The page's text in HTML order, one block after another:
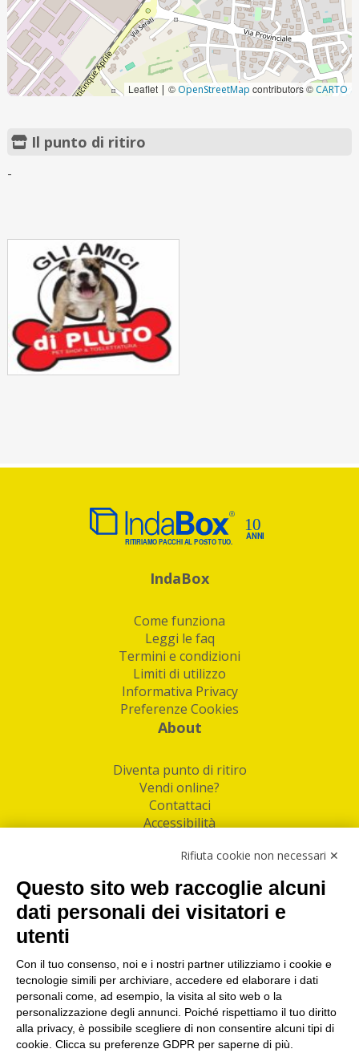
Leaflet | © OpenStreetMap contributors © CARTO
Il punto di ritiro
-
IndaBox
Come funziona
Leggi le faq
Termini e condizioni
Limiti di utilizzo
Informativa Privacy
Preferenze Cookies
About
Diventa punto di ritiro
Vendi online?
Contattaci
Accessibilità
Facebook
Linkedin
I nostri punti di ritiro e spedizione pacchi nelle
maggiori città italiane
Torino|Milano|Roma|Bologna|Firenze| Genova
Napoli|Varese
Rifiuta cookie non necessari ✕
Questo sito web raccoglie alcuni
dati personali dei visitatori e
utenti
Con il tuo consenso, noi e i nostri partner utilizziamo i cookie e
tecnologie simili per archiviare, accedere ed elaborare i dati
personali come, ad esempio, la visita al sito web o la
personalizzazione degli annunci. Poiché rispettiamo il tuo diritto
alla privacy, è possibile scegliere di non consentire alcuni tipi di
cookie. Clicca su preferenze GDPR per saperne di più.